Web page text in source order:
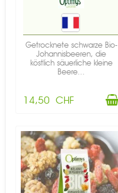
Getrocknete schwarze Bio-
Johannisbeeren, die
köstlich säuerliche kleine
Beere...
14,50 CHF